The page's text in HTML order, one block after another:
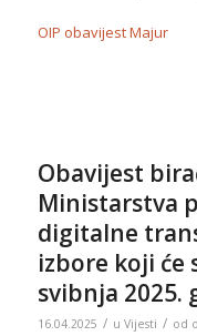
OIP obavijest Majur
Obavijest
Ministarstva
digitalne
izbore koji će
svibnja 2025.
16.04.2025 / u Vijesti / od